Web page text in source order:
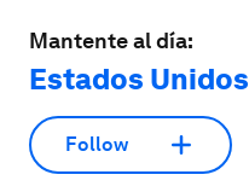
Mantente al día:
Estados Unidos
Follow